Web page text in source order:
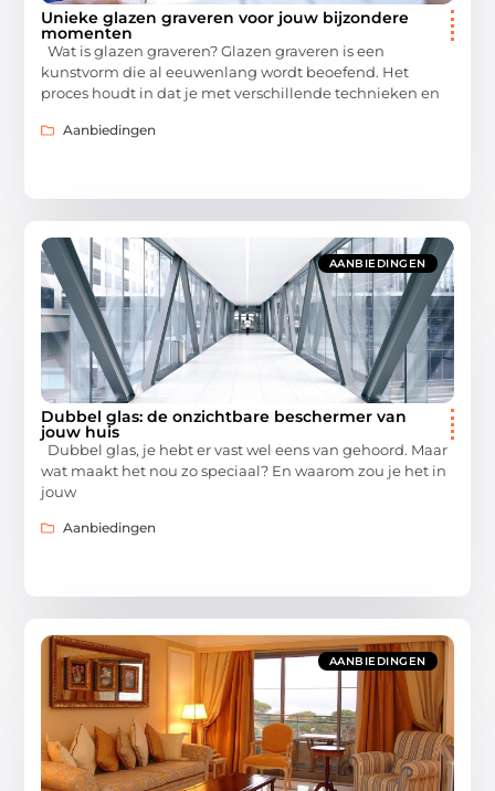
Unieke glazen graveren voor jouw bijzondere
momenten
Wat is glazen graveren? Glazen graveren is een
kunstvorm die al eeuwenlang wordt beoefend. Het
proces houdt in dat je met verschillende technieken en
Aanbiedingen
AANBIEDINGEN
Dubbel glas: de onzichtbare beschermer van
jouw huis
Dubbel glas, je hebt er vast wel eens van gehoord. Maar
wat maakt het nou zo speciaal? En waarom zou je het in
jouw
Aanbiedingen
AANBIEDINGEN